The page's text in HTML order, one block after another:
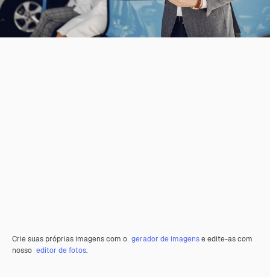
Crie suas próprias imagens com o gerador de imagense edite-as com
nosso editor de fotos.